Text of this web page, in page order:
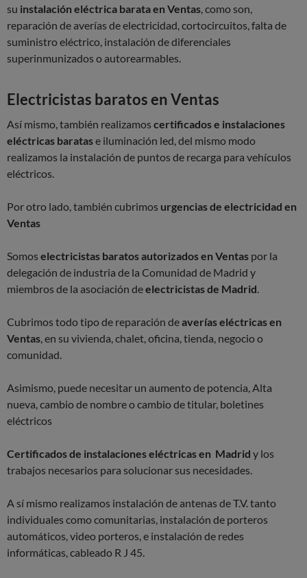
su instalación eléctrica barata en Ventas, como son,
reparación de averías de electricidad, cortocircuitos, falta de
suministro eléctrico, instalación de diferenciales
superinmunizados o autorearmables.
Electricistas baratos en Ventas
Así mismo, también realizamos certificados e instalaciones
eléctricas baratase iluminación led, del mismo modo
realizamos la instalación de puntos de recarga para vehículos
eléctricos.
Por otro lado, también cubrimos urgencias de electricidad en
Ventas
Somos electricistas baratos autorizados en Ventas por la
delegación de industria de la Comunidad de Madrid y
miembros de la asociación deelectricistas de Madrid.
Cubrimos todo tipo de reparación deaverías eléctricas en
Ventas, en su vivienda, chalet, oficina, tienda, negocio o
comunidad.
Asimismo, puede necesitar un aumento de potencia, Alta
nueva, cambio de nombre o cambio de titular, boletines
eléctricos
Certificados de instalaciones eléctricas en Madrid y los
trabajos necesarios para solucionar sus necesidades.
A sí mismo realizamos instalación de antenas de T.V. tanto
individuales como comunitarias, instalación de porteros
automáticos, video porteros, e instalación de redes
informáticas, cableado R J 45.